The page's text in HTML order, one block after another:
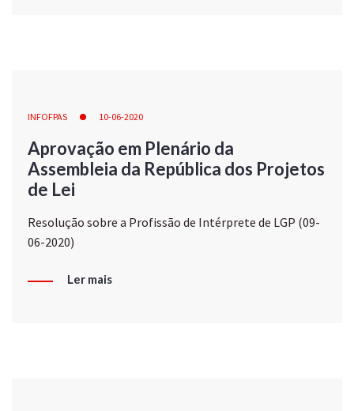
INFOFPAS 10-06-2020
Aprovação em Plenário da
Assembleia da República dos Projetos
de Lei
Resolução sobre a Profissão de Intérprete de LGP (09-
06-2020)
Ler mais